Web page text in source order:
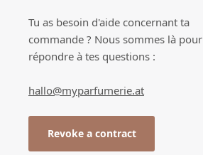
Tu as besoin d'aide concernant ta
commande ? Nous sommes là pour
répondre à tes questions :
hallo@myparfumerie.at
Revoke a contract